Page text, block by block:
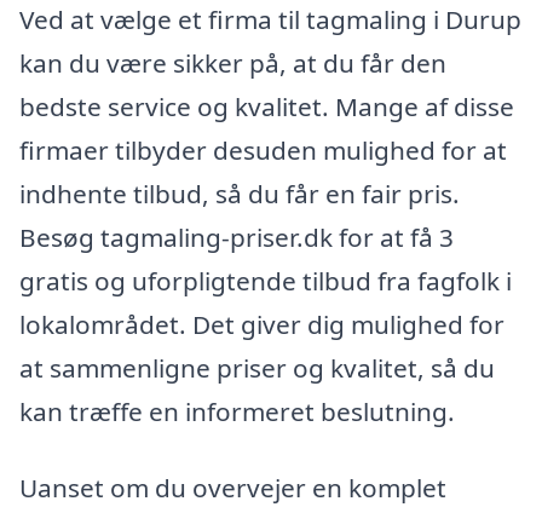
Ved at vælge et firma til tagmaling i Durup
kan du være sikker på, at du får den
bedste service og kvalitet. Mange af disse
firmaer tilbyder desuden mulighed for at
indhente tilbud, så du får en fair pris.
Besøg tagmaling-priser.dk for at få 3
gratis og uforpligtende tilbud fra fagfolk i
lokalområdet. Det giver dig mulighed for
at sammenligne priser og kvalitet, så du
kan træffe en informeret beslutning.
Uanset om du overvejer en komplet